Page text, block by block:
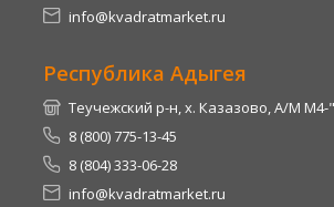
info@kvadratmarket.ru
Республика Адыгея
Теучежский р-н, х. Казазово, А/М
8 (800) 775-13-45
8 (804) 333-06-28
info@kvadratmarket.ru